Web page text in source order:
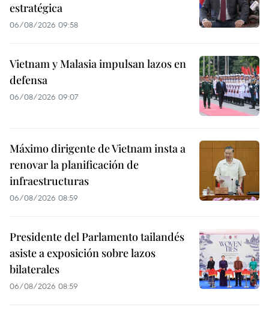
estratégica
06/08/2026 09:58
Vietnam y Malasia impulsan lazos en
defensa
06/08/2026 09:07
Máximo dirigente de Vietnam insta a
renovar la planificación de
infraestructuras
06/08/2026 08:59
Presidente del Parlamento tailandés
asiste a exposición sobre lazos
bilaterales
06/08/2026 08:59